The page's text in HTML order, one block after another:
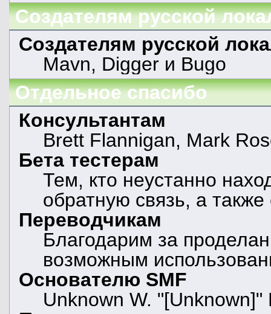
Создателям русской
Создателям русской
Mavn, Digger и Bugo
Отдельное спасибо
Консультантам
Brett Flannigan, Mark
Бета тестерам
Тем, кто неустанно
обратную связь, а
Переводчикам
Благодарим за
возможным
Основателю SMF
Unknown W. "[Unknown]"